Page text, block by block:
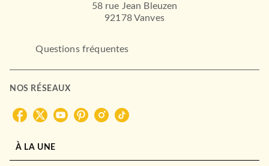
58 rue Jean Bleuzen
92178 Vanves
Questions fréquentes
NOS RÉSEAUX
À LA UNE